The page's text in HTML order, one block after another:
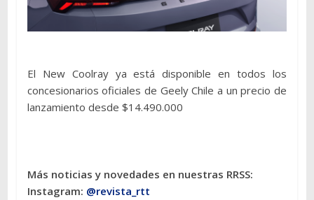
El New Coolray ya está disponible en todos los
concesionarios oficiales de Geely Chile a un precio de
lanzamiento desde $14.490.000
Más noticias y novedades en nuestras RRSS:
Instagram: @revista_rtt